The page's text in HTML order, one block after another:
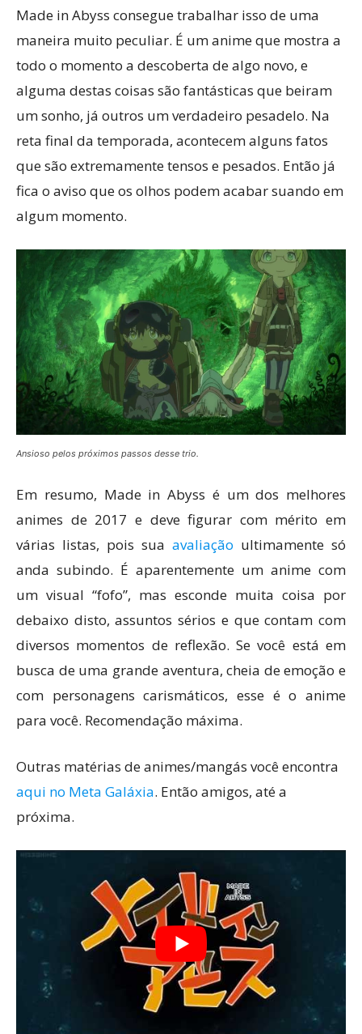
Made in Abyss consegue trabalhar isso de uma
maneira muito peculiar. É um anime que mostra a
todo o momento a descoberta de algo novo, e
alguma destas coisas são fantásticas que beiram
um sonho, já outros um verdadeiro pesadelo. Na
reta final da temporada, acontecem alguns fatos
que são extremamente tensos e pesados. Então já
fica o aviso que os olhos podem acabar suando em
algum momento.
Ansioso pelos próximos passos desse trio.
Em resumo, Made in Abyss é um dos melhores
animes de 2017 e deve figurar com mérito em
várias listas, pois sua avaliação ultimamente só
anda subindo. É aparentemente um anime com
um visual “fofo”, mas esconde muita coisa por
debaixo disto, assuntos sérios e que contam com
diversos momentos de reflexão. Se você está em
busca de uma grande aventura, cheia de emoção e
com personagens carismáticos, esse é o anime
para você. Recomendação máxima.
Outras matérias de animes/mangás você encontra
aqui no Meta Galáxia. Então amigos, até a
próxima.